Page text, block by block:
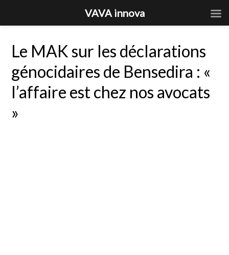
Le MAK sur les déclarations
génocidaires de Bensedira : «
l’affaire est chez nos avocats
»
VAVA innova